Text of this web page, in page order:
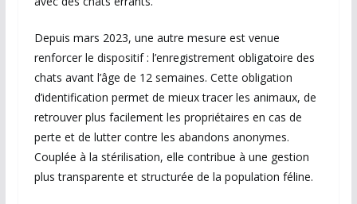
Depuis mars 2023, une autre mesure est venue
renforcer le dispositif : l’enregistrement obligatoire des
chats avant l’âge de 12 semaines. Cette obligation
d’identification permet de mieux tracer les animaux, de
retrouver plus facilement les propriétaires en cas de
perte et de lutter contre les abandons anonymes.
Couplée à la stérilisation, elle contribue à une gestion
plus transparente et structurée de la population féline.